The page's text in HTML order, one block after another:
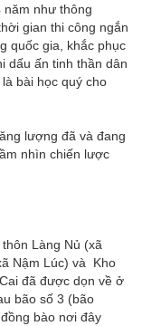
năm như thông
gian thi công ngắn
quốc gia, khắc phục
dấu ấn tinh thần dân
bài học quý cho
lượng đã và đang
nhìn chiến lược
Làng Nủ (xã
Nậm Lúc) và Kho
đã được dọn về ở
bão số 3 (bão
bào nơi đây